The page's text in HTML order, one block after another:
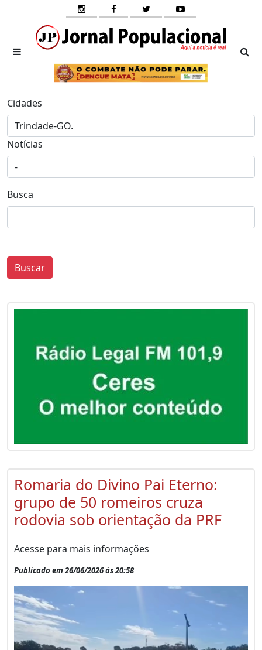
Cidades
Notícias
Busca
Buscar
Romaria do Divino Pai Eterno:
grupo de 50 romeiros cruza
rodovia sob orientação da PRF
Acesse para mais informações
Publicado em 26/06/2026 às 20:58